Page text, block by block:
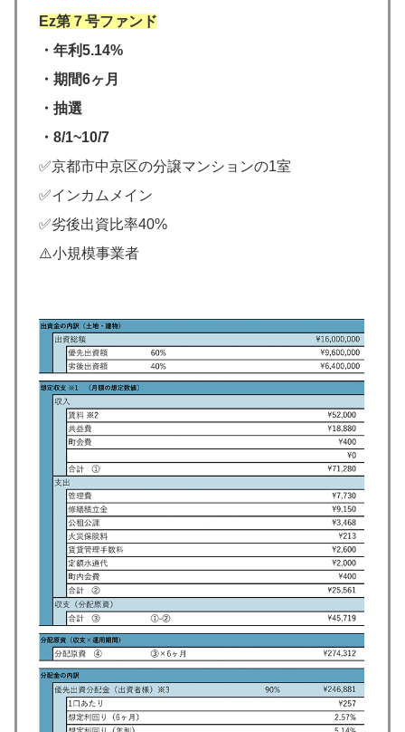
Ez第７号ファンド
・年利5.14%
・期間6ヶ月
・抽選
・8/1~10/7
✅京都市中京区の分譲マンションの1室
✅インカムメイン
✅劣後出資比率40%
⚠️小規模事業者